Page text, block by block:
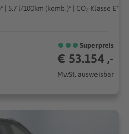
| 5.7 l/100km (komb.)* | CO₂-Klasse E*
Superpreis
€ 53.154 ,-
MwSt. ausweisbar